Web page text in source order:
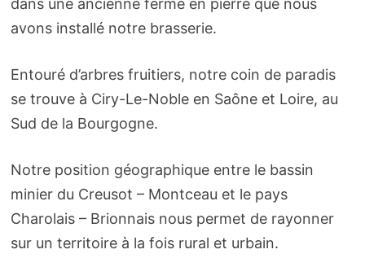
avons installé notre brasserie.
Entouré d’arbres fruitiers, notre coin de paradis
se trouve à Ciry-Le-Noble en Saône et Loire, au
Sud de la Bourgogne.
Notre position géographique entre le bassin
minier du Creusot – Montceau et le pays
Charolais – Brionnais nous permet de rayonner
sur un territoire à la fois rural et urbain.